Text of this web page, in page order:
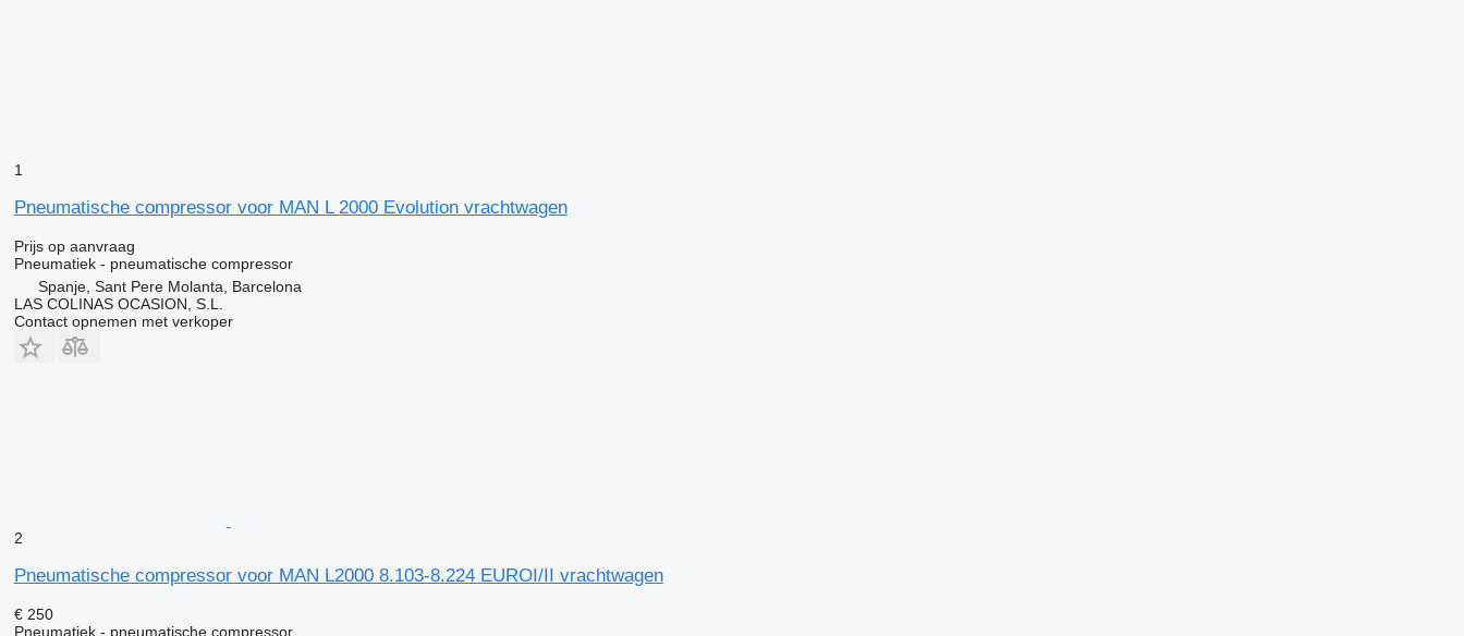
1
Pneumatische compressor voor MAN L 2000 Evolution vrachtwagen
Prijs op aanvraag
Pneumatiek - pneumatische compressor
Spanje, Sant Pere Molanta, Barcelona
LAS COLINAS OCASION, S.L.
Contact opnemen met verkoper
2
Pneumatische compressor voor MAN L2000 8.103-8.224 EUROI/II vrachtwagen
€ 250
Pneumatiek - pneumatische compressor